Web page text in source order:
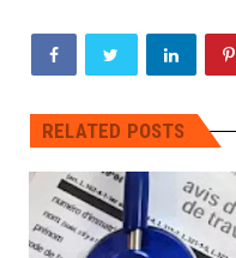
RELATED POSTS